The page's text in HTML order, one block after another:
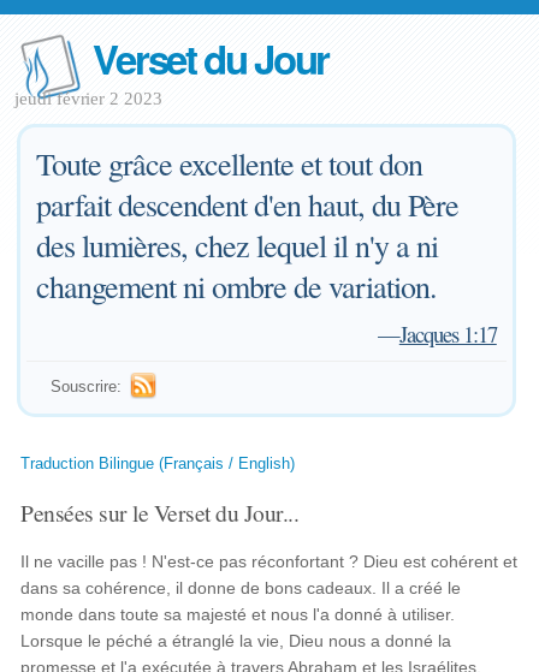
Verset du Jour
jeudi février 2 2023
Toute grâce excellente et tout don
parfait descendent d'en haut, du Père
des lumières, chez lequel il n'y a ni
changement ni ombre de variation.
—Jacques 1:17
Souscrire:
Traduction Bilingue (Français / English)
Pensées sur le Verset du Jour...
Il ne vacille pas ! N'est-ce pas réconfortant ? Dieu est cohérent et
dans sa cohérence, il donne de bons cadeaux. Il a créé le
monde dans toute sa majesté et nous l'a donné à utiliser.
Lorsque le péché a étranglé la vie, Dieu nous a donné la
promesse et l'a exécutée à travers Abraham et les Israélites.